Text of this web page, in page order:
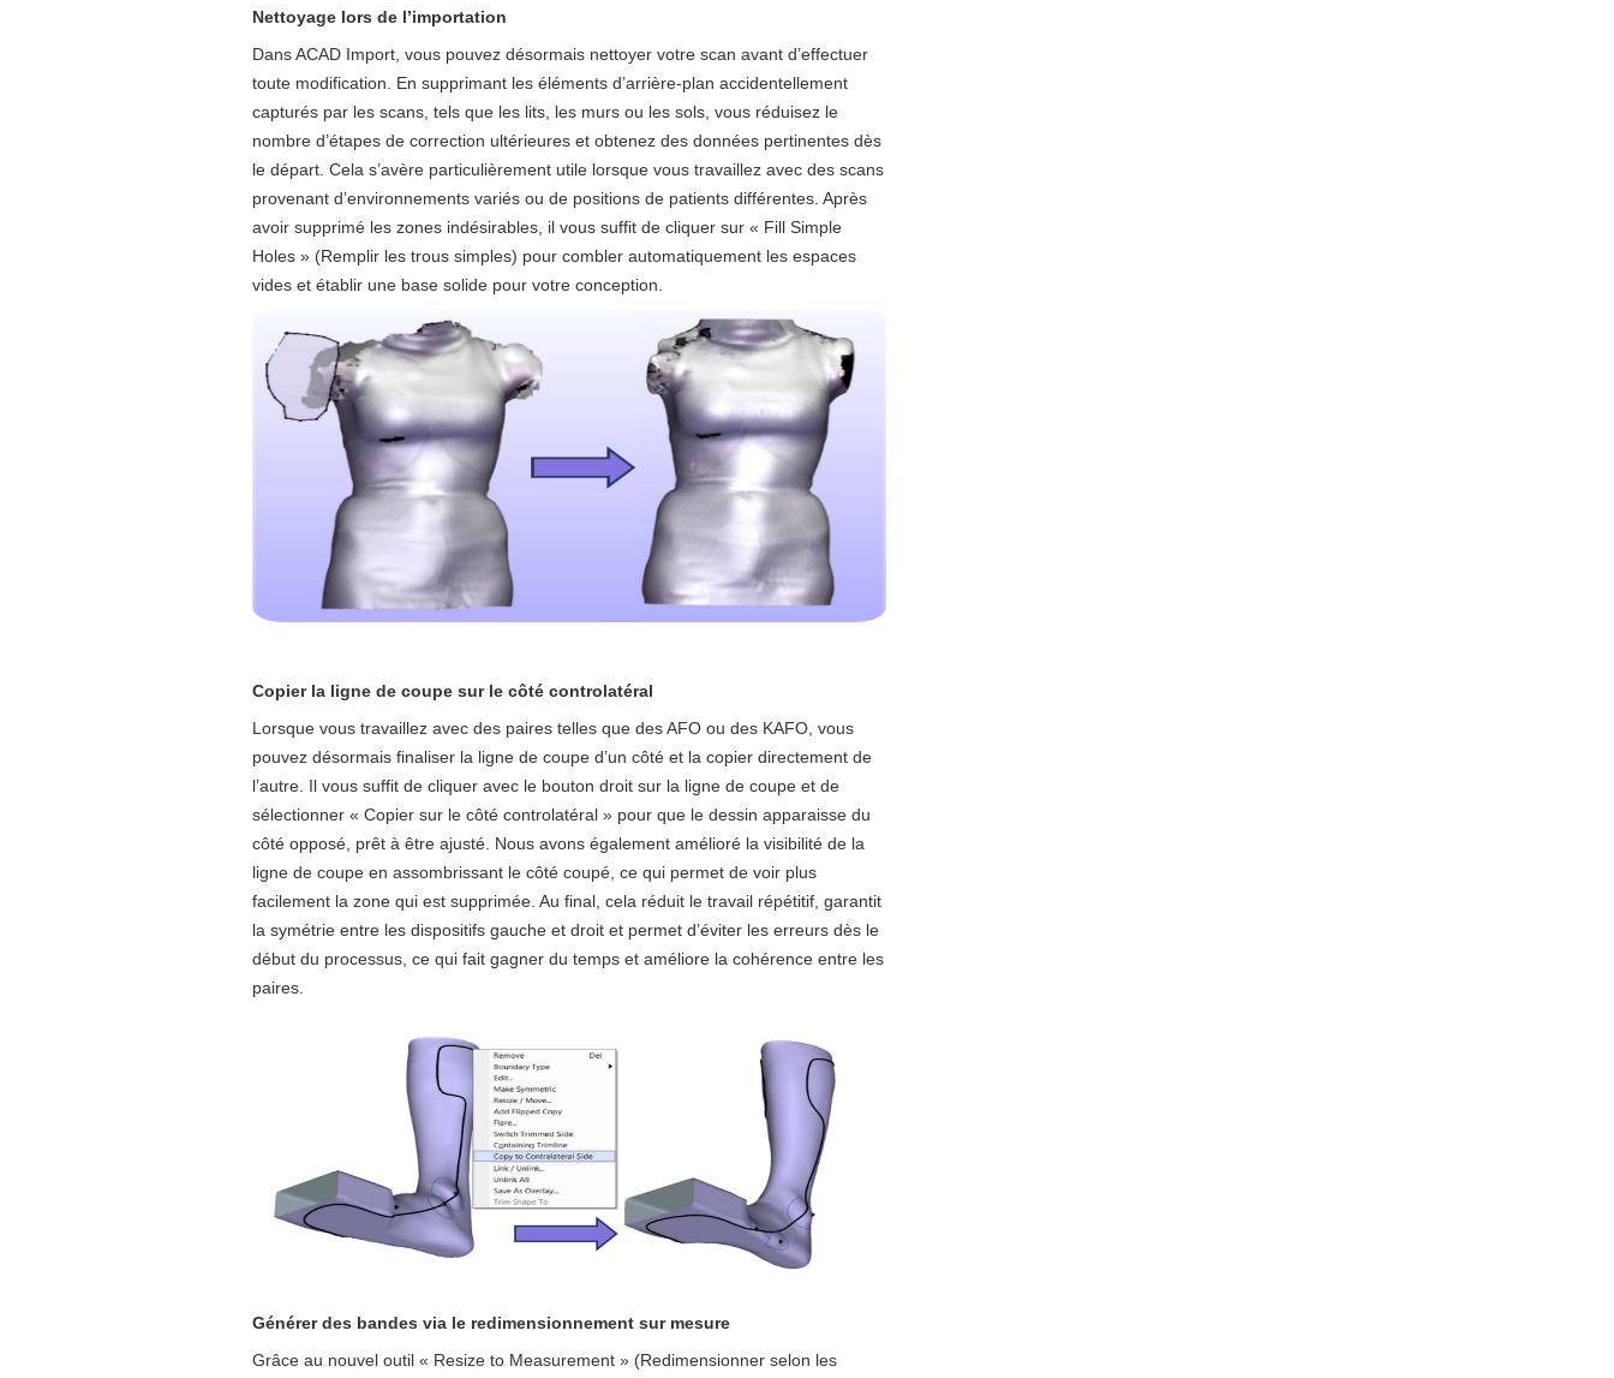
Nettoyage lors de l’importation
Dans ACAD Import, vous pouvez désormais nettoyer votre scan avant d’effectuer
toute modification. En supprimant les éléments d’arrière-plan accidentellement
capturés par les scans, tels que les lits, les murs ou les sols, vous réduisez le
nombre d’étapes de correction ultérieures et obtenez des données pertinentes dès
le départ. Cela s’avère particulièrement utile lorsque vous travaillez avec des scans
provenant d’environnements variés ou de positions de patients différentes. Après
avoir supprimé les zones indésirables, il vous suffit de cliquer sur « Fill Simple
Holes » (Remplir les trous simples) pour combler automatiquement les espaces
vides et établir une base solide pour votre conception.
Copier la ligne de coupe sur le côté controlatéral
Lorsque vous travaillez avec des paires telles que des AFO ou des KAFO, vous
pouvez désormais finaliser la ligne de coupe d’un côté et la copier directement de
l’autre. Il vous suffit de cliquer avec le bouton droit sur la ligne de coupe et de
sélectionner « Copier sur le côté controlatéral » pour que le dessin apparaisse du
côté opposé, prêt à être ajusté. Nous avons également amélioré la visibilité de la
ligne de coupe en assombrissant le côté coupé, ce qui permet de voir plus
facilement la zone qui est supprimée. Au final, cela réduit le travail répétitif, garantit
la symétrie entre les dispositifs gauche et droit et permet d’éviter les erreurs dès le
début du processus, ce qui fait gagner du temps et améliore la cohérence entre les
paires.
Générer des bandes via le redimensionnement sur mesure
Grâce au nouvel outil « Resize to Measurement » (Redimensionner selon les